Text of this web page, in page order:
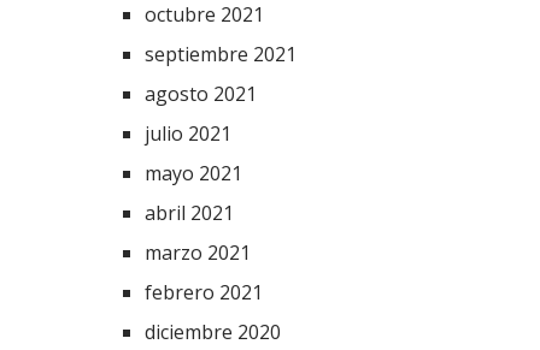
octubre 2021
septiembre 2021
agosto 2021
julio 2021
mayo 2021
abril 2021
marzo 2021
febrero 2021
diciembre 2020